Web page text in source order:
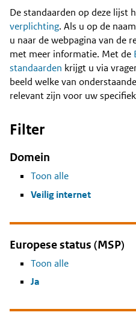
Content
De standaarden op deze lijst
verplichting. Als u op de
u naar de webpagina van de
met meer informatie. Met de
standaarden krijgt u via
beeld welke van
relevant zijn voor uw
Filter
Domein
Toon alle
Veilig internet
Europese status (MSP)
Toon alle
Ja